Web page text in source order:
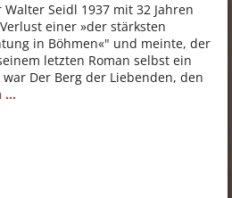
Seidl 1937 mit 32 Jahren
einer »der stärksten
in Böhmen«" und meinte, der
letzten Roman selbst ein
Der Berg der Liebenden, den
...